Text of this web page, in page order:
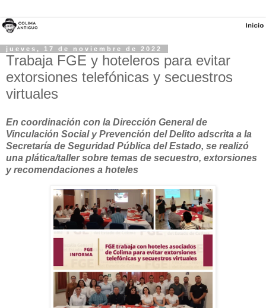
jueves, 17 de noviembre de 2022
Trabaja FGE y hoteleros para evitar
extorsiones telefónicas y secuestros
virtuales
En coordinación con la Dirección General de
Vinculación Social y Prevención del Delito adscrita a la
Secretaría de Seguridad Pública del Estado, se realizó
una plática/taller sobre temas de secuestro, extorsiones
y recomendaciones a hoteles